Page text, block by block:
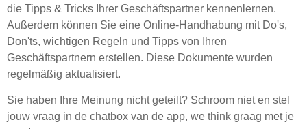
die Tipps & Tricks Ihrer Geschäftspartner kennenlernen.
Außerdem können Sie eine Online-Handhabung mit Do's,
Don'ts, wichtigen Regeln und Tipps von Ihren
Geschäftspartnern erstellen. Diese Dokumente wurden
regelmäßig aktualisiert.
Sie haben Ihre Meinung nicht geteilt? Schroom niet en stel
jouw vraag in de chatbox van de app, we think graag met je